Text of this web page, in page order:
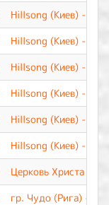
Hillsong (Киев) -
Hillsong (Киев) -
Hillsong (Киев) -
Hillsong (Киев) -
Hillsong (Киев) -
Hillsong (Киев) -
Церковь Христа -
гр. Чудо (Рига) -